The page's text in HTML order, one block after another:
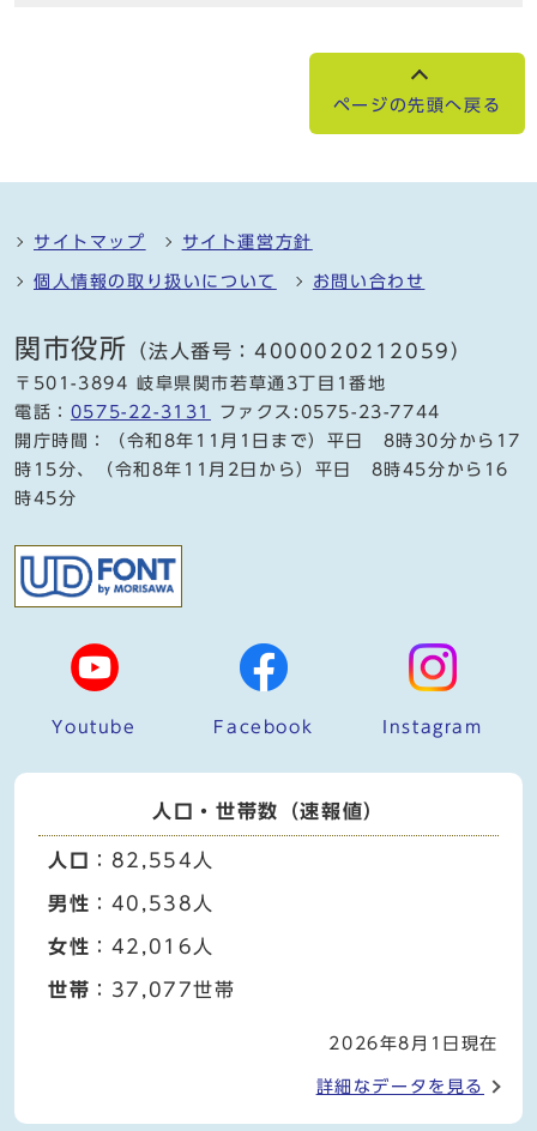
ページの先頭へ戻る
サイトマップ サイト運営方針
個人情報の取り扱いについて お問い合わせ
関市役所 （法人番号：4000020212059）
〒501-3894 岐阜県関市若草通3丁目1番地
電話： 0575-22-3131
ファクス:0575-23-7744
開庁時間：（令和8年11月1日まで）平日 8時30分から17
時15分、（令和8年11月2日から）平日 8時45分から16
時45分
Youtube Facebook Instagram
人口・世帯数（速報値）
人口 ：82,554人
男性 ：40,538人
女性 ：42,016人
世帯 ：37,077世帯
2026年8月1日現在
詳細なデータを見る